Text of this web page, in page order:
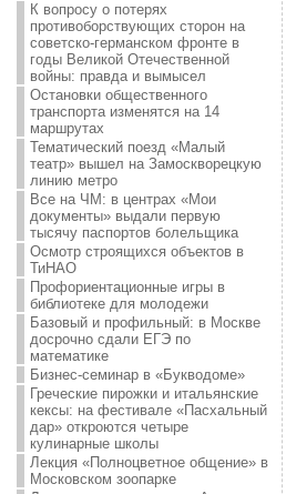
К вопросу о потерях
противоборствующих сторон на
советско-германском фронте в
годы Великой Отечественной
войны: правда и вымысел
Остановки общественного
транспорта изменятся на 14
маршрутах
Тематический поезд «Малый
театр» вышел на Замоскворецкую
линию метро
Все на ЧМ: в центрах «Мои
документы» выдали первую
тысячу паспортов болельщика
Осмотр строящихся объектов в
ТиНАО
Профориентационные игры в
библиотеке для молодежи
Базовый и профильный: в Москве
досрочно сдали ЕГЭ по
математике
Бизнес-семинар в «Букводоме»
Греческие пирожки и итальянские
кексы: на фестивале «Пасхальный
дар» откроются четыре
кулинарные школы
Лекция «Полноцветное общение» в
Московском зоопарке